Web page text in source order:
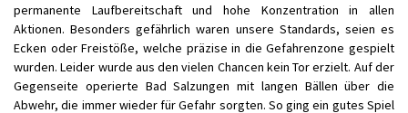
permanente Laufbereitschaft und hohe Konzentration in allen
Aktionen. Besonders gefährlich waren unsere Standards, seien es
Ecken oder Freistöße, welche präzise in die Gefahrenzone gespielt
wurden. Leider wurde aus den vielen Chancen kein Tor erzielt. Auf der
Gegenseite operierte Bad Salzungen mit langen Bällen über die
Abwehr, die immer wieder für Gefahr sorgten. So ging ein gutes Spiel